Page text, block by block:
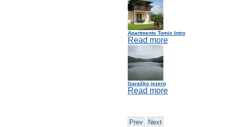
Apartments Tomic Intro
Read more
Garaško jezero
Read more
Prev Next